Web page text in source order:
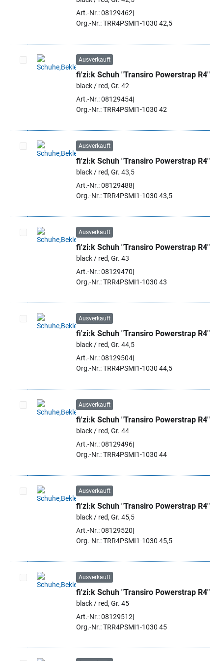
Art.-Nr.: 08129462
Org.-Nr.: TRR4PSMI1-1030 42,5
Artikel auswählen
Ausverkauft
fi'zi:k Schuh "Transiro Powerstrap R4"
black / red, Gr. 42
Art.-Nr.: 08129454
Org.-Nr.: TRR4PSMI1-1030 42
Artikel auswählen
Ausverkauft
fi'zi:k Schuh "Transiro Powerstrap R4"
black / red, Gr. 43,5
Art.-Nr.: 08129488
Org.-Nr.: TRR4PSMI1-1030 43,5
Artikel auswählen
Ausverkauft
fi'zi:k Schuh "Transiro Powerstrap R4"
black / red, Gr. 43
Art.-Nr.: 08129470
Org.-Nr.: TRR4PSMI1-1030 43
Artikel auswählen
Ausverkauft
fi'zi:k Schuh "Transiro Powerstrap R4"
black / red, Gr. 44,5
Art.-Nr.: 08129504
Org.-Nr.: TRR4PSMI1-1030 44,5
Artikel auswählen
Ausverkauft
fi'zi:k Schuh "Transiro Powerstrap R4"
black / red, Gr. 44
Art.-Nr.: 08129496
Org.-Nr.: TRR4PSMI1-1030 44
Artikel auswählen
Ausverkauft
fi'zi:k Schuh "Transiro Powerstrap R4"
black / red, Gr. 45,5
Art.-Nr.: 08129520
Org.-Nr.: TRR4PSMI1-1030 45,5
Artikel auswählen
Ausverkauft
fi'zi:k Schuh "Transiro Powerstrap R4"
black / red, Gr. 45
Art.-Nr.: 08129512
Org.-Nr.: TRR4PSMI1-1030 45